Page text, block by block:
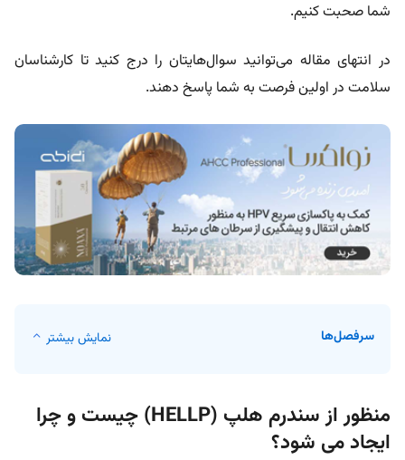
شما صحبت کنیم.
در انتهای مقاله می‌توانید سوال‌هایتان را درج کنید تا کارشناسان
سلامت در اولین فرصت به شما پاسخ دهند.
سرفصل‌ها نمایش بیشتر
منظور از سندرم هلپ (HELLP) چیست و چرا
ایجاد می شود؟